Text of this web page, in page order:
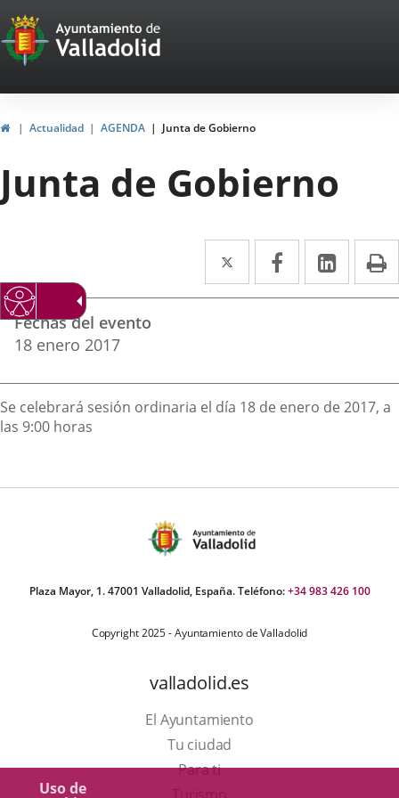
Uso de
Portal
Web
del
Ayuntamiento
de
Valladolid
InicioActualidad AGENDA Junta de Gobierno
Junta de Gobierno
Twitter
Enlace
a
externa.
Facebook
Enlace
a
externa.
Enlace
a
Datos
del
evento
Fechas del evento
18 enero 2017
Descripción
Se celebrará sesión ordinaria el día 18 de enero de 2017, a
las 9:00 horas
Plaza Mayor, 1. 47001 Valladolid, España. Teléfono:+34 983 426 100
Copyright 2025 - Ayuntamiento de Valladolid
valladolid.es
El Ayuntamiento
Tu ciudad
Para ti